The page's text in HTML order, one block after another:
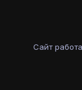
Сайт